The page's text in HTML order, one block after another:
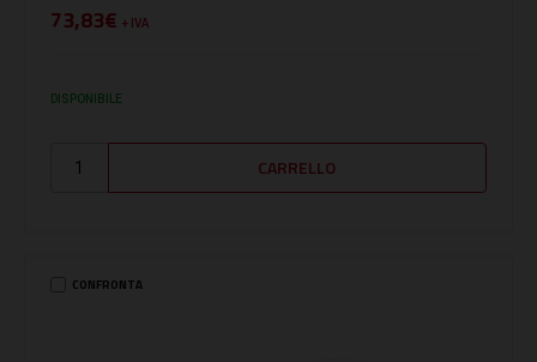
73,83€ + IVA
DISPONIBILE
CONFRONTA